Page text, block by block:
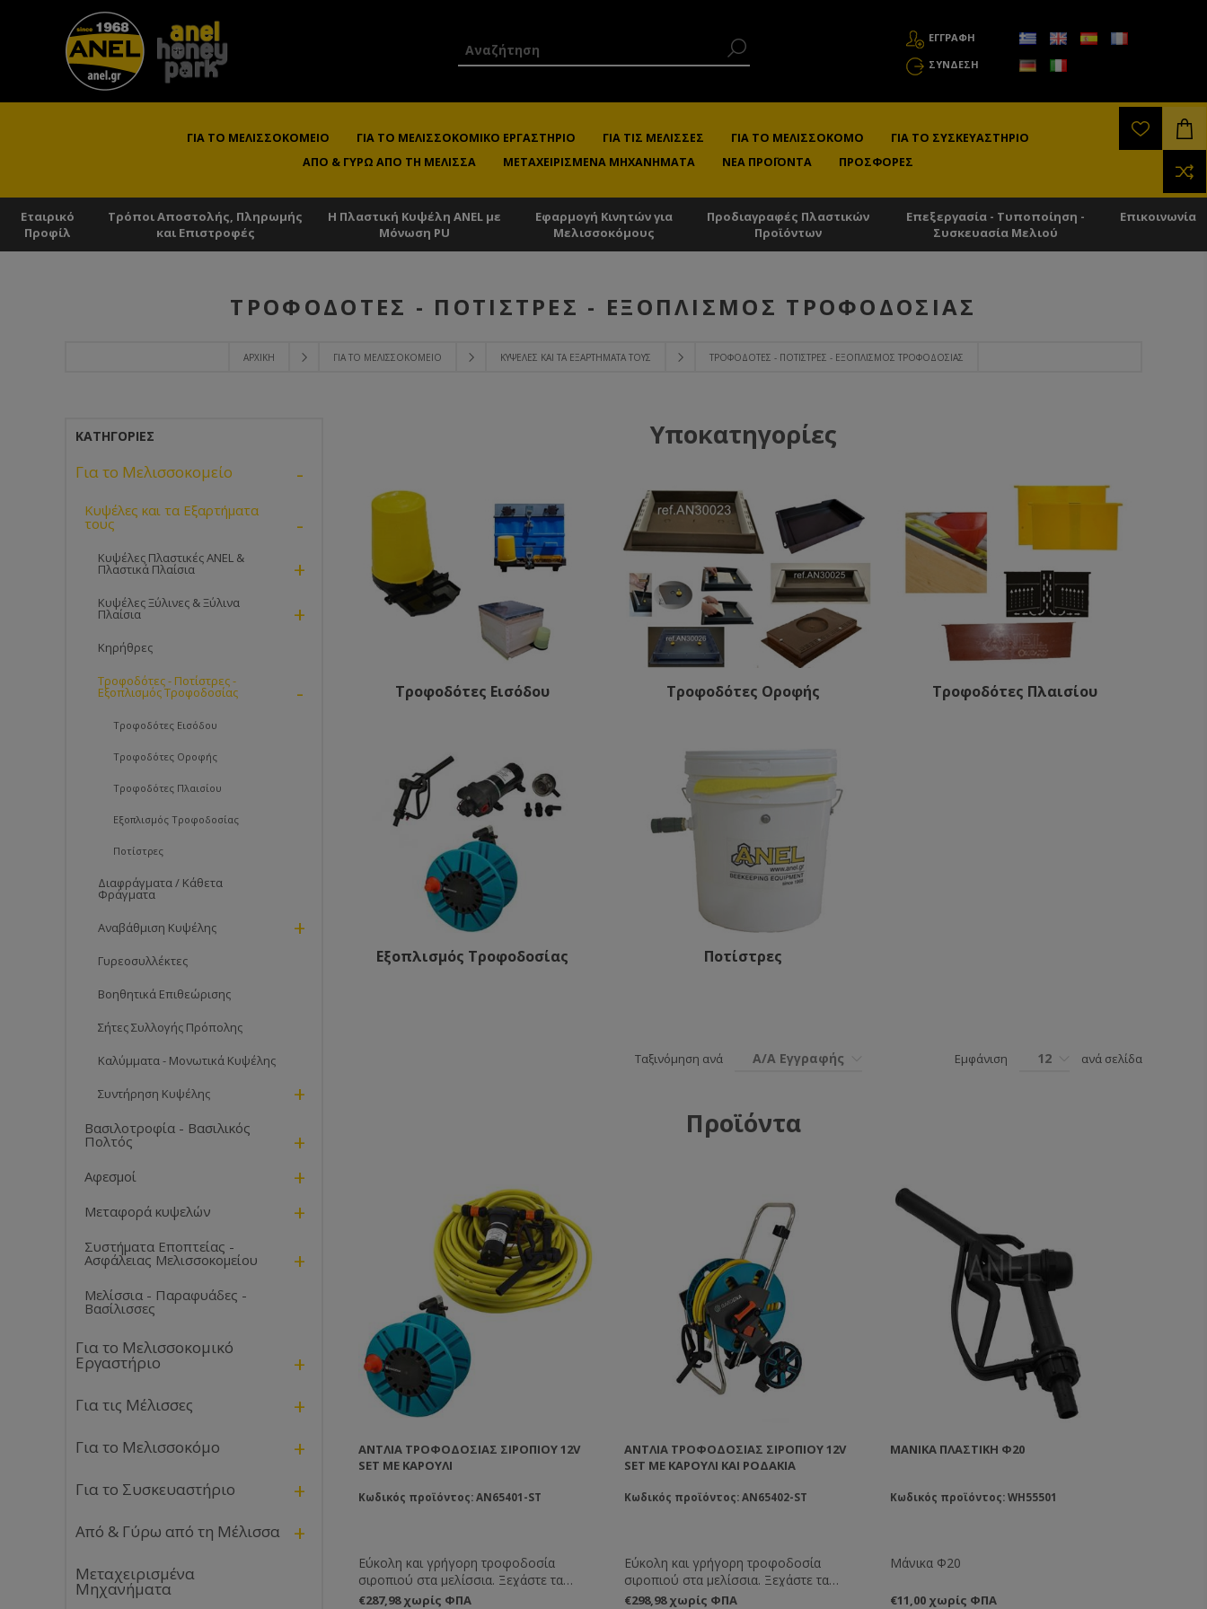
ΕΓΓΡΑΦΗ
ΣΎΝΔΕΣΗ
ΓΙΑ ΤΟ ΜΕΛΙΣΣΟΚΟΜΕΊΟ ΓΙΑ ΤΟ ΜΕΛΙΣΣΟΚΟΜΙΚΌ ΕΡΓΑΣΤΉΡΙΟ ΓΙΑ ΤΙΣ ΜΈΛΙΣΣΕΣ ΓΙΑ ΤΟ ΜΕΛΙΣΣΟΚΌΜΟ
ΓΙΑ ΤΟ ΣΥΣΚΕΥΑΣΤΉΡΙΟ
ΑΠΌ & ΓΎΡΩ ΑΠΌ ΤΗ ΜΈΛΙΣΣΑ
ΜΕΤΑΧΕΙΡΙΣΜΈΝΑ ΜΗΧΑΝΉΜΑΤΑ ΝΈΑ ΠΡΟΪΌΝΤΑ ΠΡΟΣΦΟΡΈΣ
Εταιρικό
Προφίλ
Τρόποι Αποστολής, Πληρωμής
και Επιστροφές
Η Πλαστική Κυψέλη ANEL με
Μόνωση PU
Εφαρμογή Κινητών για
Μελισσοκόμους
Προδιαγραφές Πλαστικών
Προϊόντων
Επεξεργασία - Τυποποίηση -
Συσκευασία Μελιού
Επικοινωνία
ΑΡΧΙΚΉ ΓΙΑ ΤΟ ΜΕΛΙΣΣΟΚΟΜΕΊΟ ΚΥΨΈΛΕΣ ΚΑΙ ΤΑ ΕΞΑΡΤΉΜΑΤΑ ΤΟΥΣ ΤΡΟΦΟΔΌΤΕΣ - ΠΟΤΊΣΤΡΕΣ - ΕΞΟΠΛΙΣΜΌΣ ΤΡΟΦΟΔΟΣΊΑΣ
ΤΡΟΦΟΔΌΤΕΣ - ΠΟΤΊΣΤΡΕΣ - ΕΞΟΠΛΙΣΜΌΣ ΤΡΟΦΟΔΟΣΊΑΣ
Υποκατηγορίες
Τροφοδότες Εισόδου Τροφοδότες Οροφής Τροφοδότες Πλαισίου
Εξοπλισμός Τροφοδοσίας Ποτίστρες
Ταξινόμηση ανά Α/Α Εγγραφής Εμφάνιση 12 ανά σελίδα
Προϊόντα
ΑΝΤΛΊΑ ΤΡΟΦΟΔΟΣΊΑΣ ΣΙΡΟΠΙΟΎ 12V
SET ΜΕ ΚΑΡΟΎΛΙ
Κωδικός προϊόντος: AN65401-ST
Εύκολη και γρήγορη τροφοδοσία
σιροπιού στα μελίσσια. Ξεχάστε τα
χυμένα σιρόπια και το κουβάλημα των
€287,98 χωρίς ΦΠΑ
ΑΝΤΛΊΑ ΤΡΟΦΟΔΟΣΊΑΣ ΣΙΡΟΠΙΟΎ 12V
SET ΜΕ ΚΑΡΟΎΛΙ ΚΑΙ ΡΟΔΆΚΙΑ
Κωδικός προϊόντος: AN65402-ST
Εύκολη και γρήγορη τροφοδοσία
σιροπιού στα μελίσσια. Ξεχάστε τα
χυμένα σιρόπια και το κουβάλημα των
€298,98 χωρίς ΦΠΑ
ΜΆΝΙΚΑ ΠΛΑΣΤΙΚΉ Φ20
Κωδικός προϊόντος: WH55501
Μάνικα Φ20
€11,00 χωρίς ΦΠΑ
ΚΑΤΗΓΟΡΊΕΣ
Για το Μελισσοκομείο -
Κυψέλες και τα Εξαρτήματα
τους -
Κυψέλες Πλαστικές ANEL &
Πλαστικά Πλαίσια +
Κυψέλες Ξύλινες & Ξύλινα
Πλαίσια +
Κηρήθρες
Τροφοδότες - Ποτίστρες -
Εξοπλισμός Τροφοδοσίας -
Τροφοδότες Εισόδου
Τροφοδότες Οροφής
Τροφοδότες Πλαισίου
Εξοπλισμός Τροφοδοσίας
Ποτίστρες
Διαφράγματα / Κάθετα
Φράγματα
Αναβάθμιση Κυψέλης +
Γυρεοσυλλέκτες
Βοηθητικά Επιθεώρισης
Σήτες Συλλογής Πρόπολης
Καλύμματα - Μονωτικά Κυψέλης
Συντήρηση Κυψέλης +
Βασιλοτροφία - Βασιλικός
Πολτός +
Αφεσμοί +
Μεταφορά κυψελών +
Συστήματα Εποπτείας -
Ασφάλειας Μελισσοκομείου +
Μελίσσια - Παραφυάδες -
Βασίλισσες
Για το Μελισσοκομικό
Εργαστήριο +
Για τις Μέλισσες +
Για το Μελισσοκόμο +
Για το Συσκευαστήριο +
Από & Γύρω από τη Μέλισσα +
Μεταχειρισμένα
Μηχανήματα